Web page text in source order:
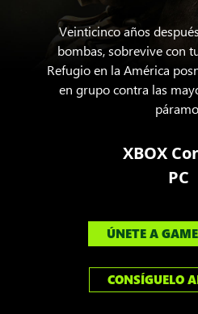
Veinticinco años
bombas, sobrevive con
Refugio en la América
en grupo contra las
XBOX
PC
ÚNETE A
CONSÍGUELO